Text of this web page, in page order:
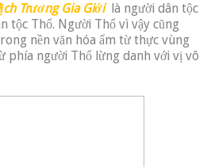
Trương Gia Giớilà người dân tộc
tộc Thổ. Người Thổ vì vậy cũng
nền văn hóa ẩm từ thực vùng
phía người Thổ lừng danh với vị vô